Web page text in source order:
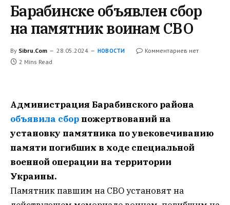
Барабинске объявлен сбор
на памятник воинам СВО
By Sibru.Com 28.05.2024 НОВОСТИ
Комментариев нет
2 Mins Read
Администрация Барабинского района
объявила сбор пожертвований на
установку памятника по увековечиванию
памяти погибших в ходе специальной
военной операции на территории
Украины.
Памятник павшим на СВО установят на